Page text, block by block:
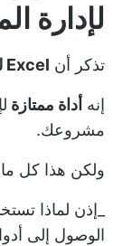
لإدارة
تذكر أن Excel لم يتم تصميمه لإدارة المشاريع
إنه أداة ممتازة
مشروعك.
ولكن هذا كل
الوصول إلى